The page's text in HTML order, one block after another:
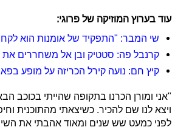
עוד בערוץ המוזיקה של פרוגי:
שי המבר: "התפקיד של אומנות הוא
קרנבל פה: סטטיק ובן אל משחררים
קיץ חם: נועה קירל הכריזה על מופע
"אני ומורן הכרנו בתקופה שהייתי בכוכב
ויצא לנו שם להכיר. כשיצאתי מהתוכנית
לפני כמעט שש שנים ומאוד אהבתי את